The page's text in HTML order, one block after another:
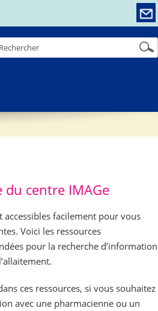
du centre IMAGe
facilement pour vous
Voici les ressources
pour la recherche d’information
ces ressources, si vous souhaitez
avec une pharmacienne ou un